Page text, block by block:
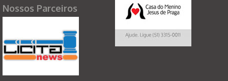
Nossos Parceiros